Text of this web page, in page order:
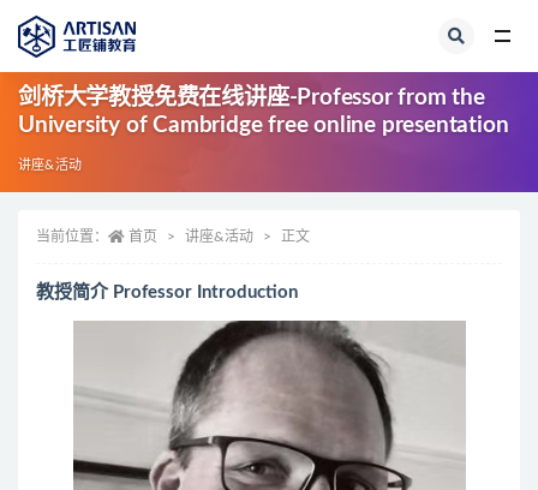
剑桥大学教授免费在线讲座-Professor from the
University of Cambridge free online presentation
讲座&活动
当前位置： 首页 讲座&活动 正文
教授简介 Professor Introduction